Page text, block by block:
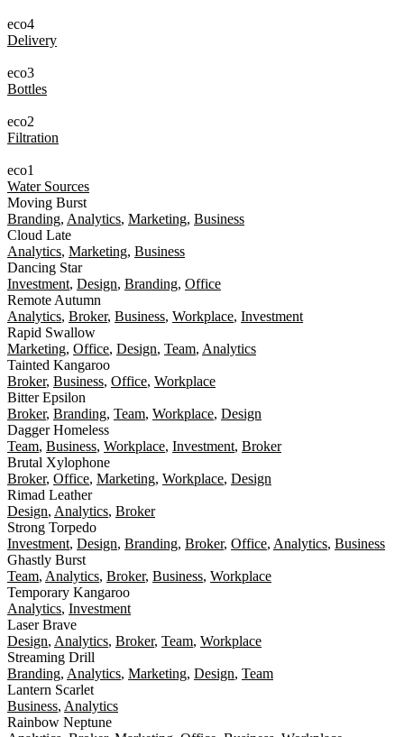
eco4
Delivery
eco3
Bottles
eco2
Filtration
eco1
Water Sources
Moving Burst
Branding, Analytics, Marketing, Business
Cloud Late
Analytics, Marketing, Business
Dancing Star
Investment, Design, Branding, Office
Remote Autumn
Analytics, Broker, Business, Workplace, Investment
Rapid Swallow
Marketing, Office, Design, Team, Analytics
Tainted Kangaroo
Broker, Business, Office, Workplace
Bitter Epsilon
Broker, Branding, Team, Workplace, Design
Dagger Homeless
Team, Business, Workplace, Investment, Broker
Brutal Xylophone
Broker, Office, Marketing, Workplace, Design
Rimad Leather
Design, Analytics, Broker
Strong Torpedo
Investment, Design, Branding, Broker, Office, Analytics, Business
Ghastly Burst
Team, Analytics, Broker, Business, Workplace
Temporary Kangaroo
Analytics, Investment
Laser Brave
Design, Analytics, Broker, Team, Workplace
Streaming Drill
Branding, Analytics, Marketing, Design, Team
Lantern Scarlet
Business, Analytics
Rainbow Neptune